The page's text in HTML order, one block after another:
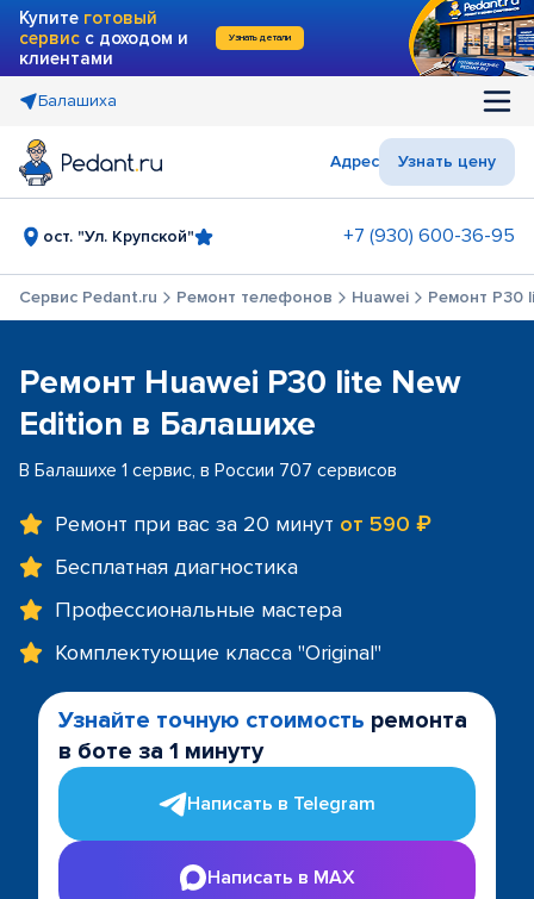
Купите готовый
сервис с доходом и
клиентами
Узнать детали
Балашиха
Адрес Узнать цену
ост. "Ул. Крупской" +7 (930) 600-36-95
Сервис Pedant.ru Ремонт телефонов Huawei Ремонт P30
Ремонт Huawei P30 lite New
Edition в Балашихе
В Балашихе 1 сервис, в России 707 сервисов
Ремонт при вас за 20 минут от 590 ₽
Бесплатная диагностика
Профессиональные мастера
Комплектующие класса "Original"
Узнайте точную стоимость ремонта
в боте за 1 минуту
Написать в Telegram
Написать в MAX